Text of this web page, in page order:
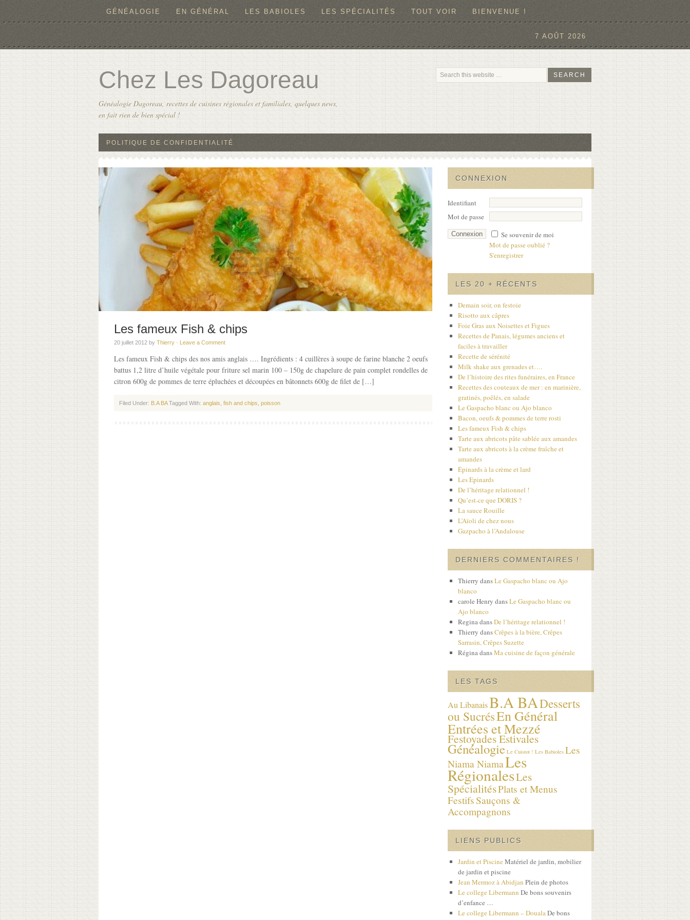
GÉNÉALOGIE EN GÉNÉRAL LES BABIOLES LES SPÉCIALITÉS TOUT VOIR BIENVENUE !
7 AOÛT 2026
Chez Les Dagoreau
Généalogie Dagoreau, recettes de cuisines régionales et familiales, quelques news,
en fait rien de bien spécial !
POLITIQUE DE CONFIDENTIALITÉ
Les fameux Fish & chips
20 juillet 2012 by Thierry · Leave a Comment
Les fameux Fish & chips des nos amis anglais …. Ingrédients : 4 cuillères à soupe de farine blanche 2 oeufs
battus 1,2 litre d’huile végétale pour friture sel marin 100 – 150g de chapelure de pain complet rondelles de
citron 600g de pommes de terre épluchées et découpées en bâtonnets 600g de filet de […]
Filed Under: B.A BA Tagged With: anglais fish and chips poisson
CONNEXION
Identifiant
Mot de passe
Se souvenir de moi
Mot de passe oublié ?
S'enregistrer
LES 20 + RÉCENTS
Demain soir, on festoie
Risotto aux câpres
Foie Gras aux Noisettes et Figues
Recettes de Panais, légumes anciens et
faciles à travailler
Recette de sérénité
Milk shake aux grenades et….
De l’histoire des rites funéraires, en France
Recettes des couteaux de mer : en marinière,
gratinés, poêlés, en salade
Le Gaspacho blanc ou Ajo blanco
Bacon, oeufs & pommes de terre rosti
Les fameux Fish & chips
Tarte aux abricots pâte sablée aux amandes
Tarte aux abricots à la crème fraîche et
amandes
Épinards à la crème et lard
Les Epinards
De l’héritage relationnel !
Qu’est-ce que DORIS ?
La sauce Rouille
L’Aïoli de chez nous
Gazpacho à l’Andalouse
DERNIERS COMMENTAIRES !
Thierry dansLe Gaspacho blanc ou Ajo
blanco
carole Henry dansLe Gaspacho blanc ou
Ajo blanco
ReginadansDe l’héritage relationnel !
Thierry dansCrêpes à la bière, Crêpes
Sarrasin, Crêpes Suzette
RéginadansMa cuisine de façon générale
LES TAGS
Au LibanaisB.A BADesserts
ou SucrésEn Général
Entrées et Mezzé
Festoyades Estivales
Généalogie Le Cuistot ! Les Babioles Les
Niama NiamaLes
RégionalesLes
SpécialitésPlats et Menus
FestifsSauçons &
Accompagnons
LIENS PUBLICS
Jardin et Piscine Matériel de jardin, mobilier
de jardin et piscine
Jean Mermoz à Abidjan Plein de photos
Le college Libermann De bons souvenirs
d’enfance …
Le college Libermann – DoualaDe bons